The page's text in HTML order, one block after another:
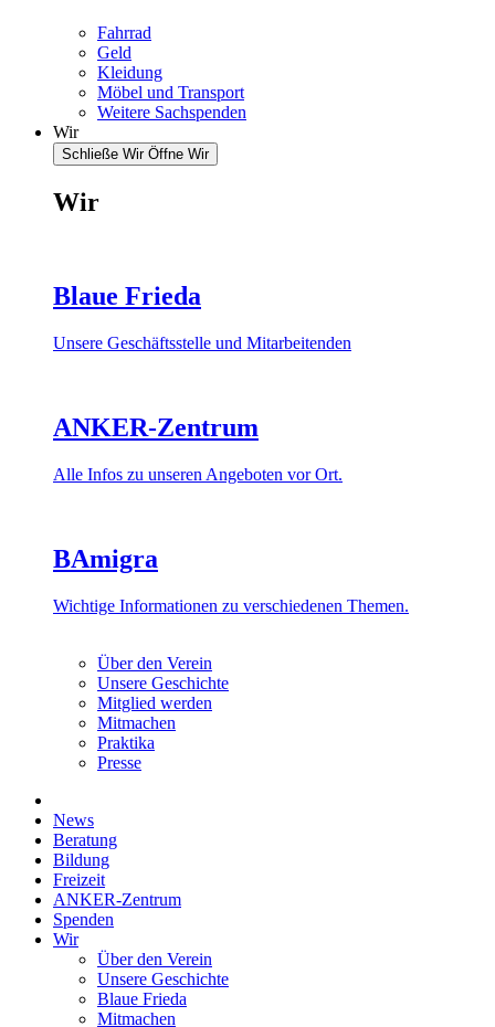
Fahrrad
Geld
Kleidung
Möbel und Transport
Weitere Sachspenden
Wir
Schließe Wir Öffne Wir
Wir
Blaue Frieda
Unsere Geschäftsstelle und Mitarbeitenden
ANKER-Zentrum
Alle Infos zu unseren Angeboten vor Ort.
BAmigra
Wichtige Informationen zu verschiedenen Themen.
Über den Verein
Unsere Geschichte
Mitglied werden
Mitmachen
Praktika
Presse
News
Beratung
Bildung
Freizeit
ANKER-Zentrum
Spenden
Wir
Über den Verein
Unsere Geschichte
Blaue Frieda
Mitmachen